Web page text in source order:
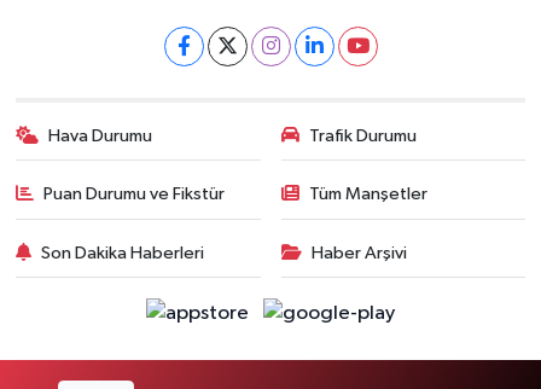
Hava Durumu Trafik Durumu
Puan Durumu ve Fikstür Tüm Manşetler
Son Dakika Haberleri Haber Arşivi